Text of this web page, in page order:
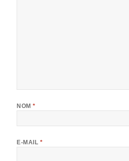
NOM*
E-MAIL *